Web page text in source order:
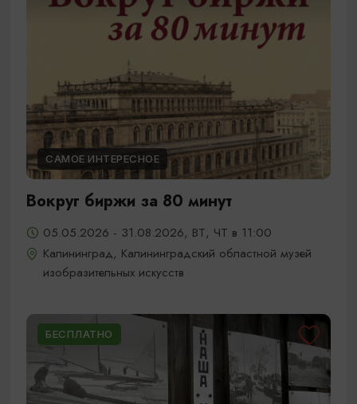
САМОЕ ИНТЕРЕСНОЕ
Вокруг биржи за 80 минут
05.05.2026 - 31.08.2026, ВТ, ЧТ в 11:00
Калининград, Калининградский областной музей
изобразительных искусств
БЕСПЛАТНО